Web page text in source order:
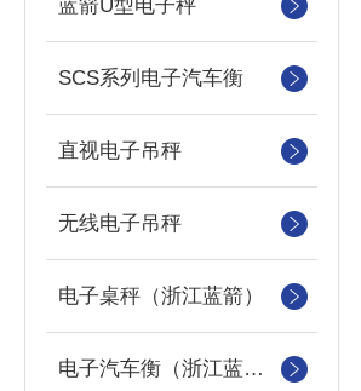
蓝箭U型电子秤
SCS系列电子汽车衡
直视电子吊秤
无线电子吊秤
电子桌秤（浙江蓝箭）
电子汽车衡（浙江蓝箭汽车衡）